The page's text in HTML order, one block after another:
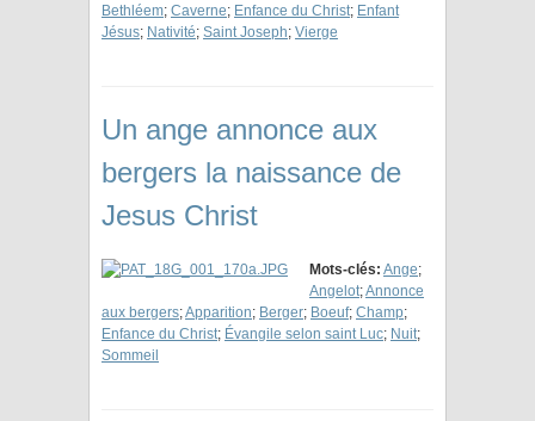
Bethléem; Caverne; Enfance du Christ; Enfant
Jésus; Nativité; Saint Joseph; Vierge
Un ange annonce aux
bergers la naissance de
Jesus Christ
Mots-clés: Ange;
Angelot;Annonce
aux bergers;Apparition; Berger; Boeuf; Champ;
Enfance du Christ; Évangile selon saint Luc; Nuit;
Sommeil